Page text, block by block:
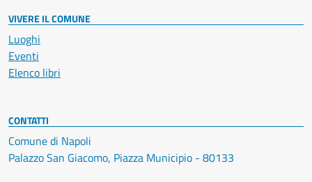
VIVERE IL COMUNE
Luoghi
Eventi
Elenco libri
CONTATTI
Comune di Napoli
Palazzo San Giacomo, Piazza Municipio - 80133